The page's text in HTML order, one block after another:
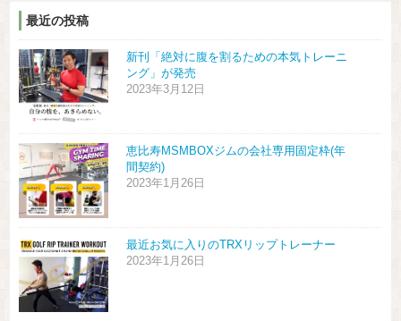
最近の投稿
新刊「絶対に腹を割るための本気トレーニ
ング」が発売
2023年3月12日
恵比寿MSMBOXジムの会社専用固定枠(年
間契約)
2023年1月26日
最近お気に入りのTRXリップトレーナー
2023年1月26日